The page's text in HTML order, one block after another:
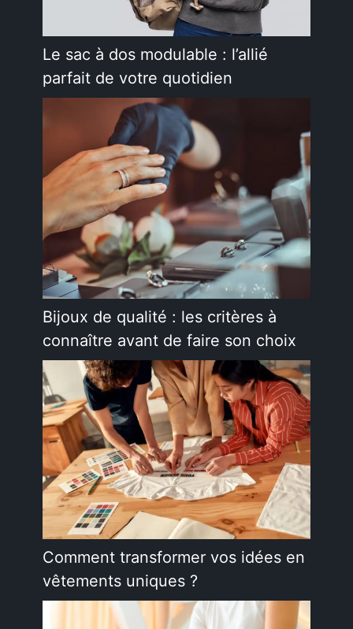
Le sac à dos modulable : l’allié
parfait de votre quotidien
Bijoux de qualité : les critères à
connaître avant de faire son choix
Comment transformer vos idées en
vêtements uniques ?